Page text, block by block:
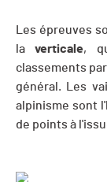
Les épreuves
laverticale,
classements
général. Les
alpinisme sont
de points à